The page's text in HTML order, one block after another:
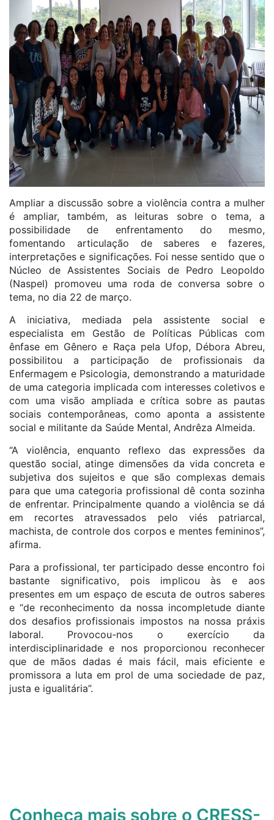
Ampliar a discussão sobre a violência contra a mulher
é ampliar, também, as leituras sobre o tema, a
possibilidade de enfrentamento do mesmo,
fomentando articulação de saberes e fazeres,
interpretações e significações. Foi nesse sentido que o
Núcleo de Assistentes Sociais de Pedro Leopoldo
(Naspel) promoveu uma roda de conversa sobre o
tema, no dia 22 de março.
A iniciativa, mediada pela assistente social e
especialista em Gestão de Políticas Públicas com
ênfase em Gênero e Raça pela Ufop, Débora Abreu,
possibilitou a participação de profissionais da
Enfermagem e Psicologia, demonstrando a maturidade
de uma categoria implicada com interesses coletivos e
com uma visão ampliada e crítica sobre as pautas
sociais contemporâneas, como aponta a assistente
social e militante da Saúde Mental, Andrêza Almeida.
“A violência, enquanto reflexo das expressões da
questão social, atinge dimensões da vida concreta e
subjetiva dos sujeitos e que são complexas demais
para que uma categoria profissional dê conta sozinha
de enfrentar. Principalmente quando a violência se dá
em recortes atravessados pelo viés patriarcal,
machista, de controle dos corpos e mentes femininos”,
afirma.
Para a profissional, ter participado desse encontro foi
bastante significativo, pois implicou às e aos
presentes em um espaço de escuta de outros saberes
e “de reconhecimento da nossa incompletude diante
dos desafios profissionais impostos na nossa práxis
laboral. Provocou-nos o exercício da
interdisciplinaridade e nos proporcionou reconhecer
que de mãos dadas é mais fácil, mais eficiente e
promissora a luta em prol de uma sociedade de paz,
justa e igualitária”.
Conheça mais sobre o CRESS-